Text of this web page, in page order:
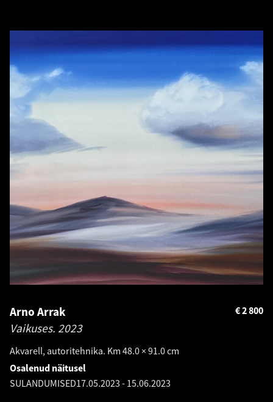
Arno Arrak
Vaikuses. 2023
Akvarell, autoritehnika. Km 48.0 × 91.0 cm
2 800
€
Osalenud näitusel
SULANDUMISED17.05.2023 - 15.06.2023